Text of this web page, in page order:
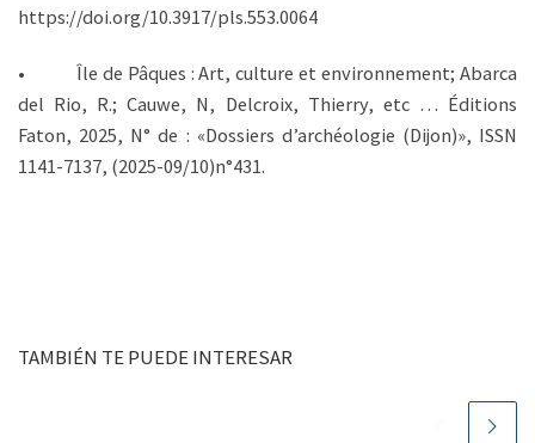
https://doi.org/10.3917/pls.553.0064
• Île de Pâques : Art, culture et environnement; Abarca
del Rio, R.; Cauwe, N, Delcroix, Thierry, etc … Éditions
Faton, 2025, N° de : «Dossiers d’archéologie (Dijon)», ISSN
1141-7137, (2025-09/10)n°431.
TAMBIÉN TE PUEDE INTERESAR